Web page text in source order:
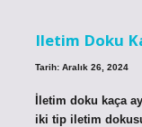
Iletim Doku
Tarih: Aralık 26, 2024
İletim doku kaça
iki tip iletim